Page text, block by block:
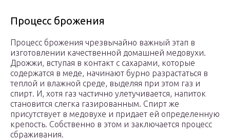
Процесс брожения
Процесс брожения чрезвычайно важный этап в
изготовлении качественной домашней медовухи.
Дрожжи, вступая в контакт с сахарами, которые
содержатся в меде, начинают бурно разрастаться в
теплой и влажной среде, выделяя при этом газ и
спирт. И, хотя газ частично улетучивается, напиток
становится слегка газированным. Спирт же
присутствует в медовухе и придает ей определенную
крепость. Собственно в этом и заключается процесс
сбраживания.